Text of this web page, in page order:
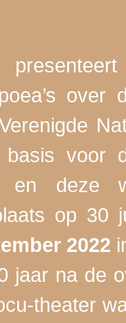
voor
en deze
op 30
2022
jaar na de
theater